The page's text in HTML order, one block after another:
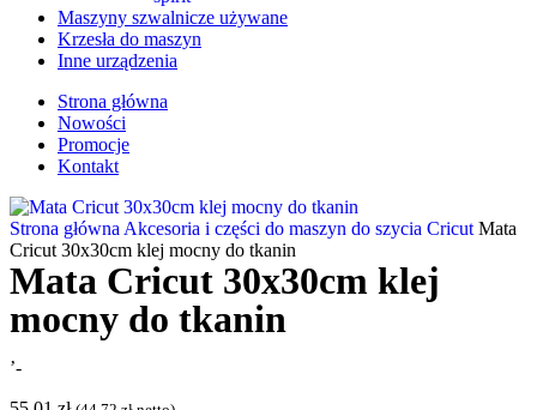
Maszyny szwalnicze używane
Krzesła do maszyn
Inne urządzenia
Strona główna
Nowości
Promocje
Kontakt
Strona główna Akcesoria i części do maszyn do szycia Cricut Mata
Cricut 30x30cm klej mocny do tkanin
Mata Cricut 30x30cm klej
mocny do tkanin
’-